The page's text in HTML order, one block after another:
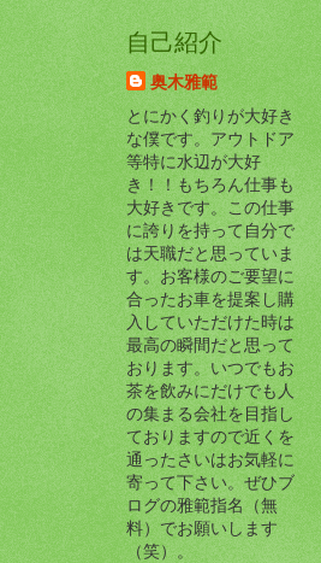
自己紹介
奥木雅範
とにかく釣りが大好き
な僕です。アウトドア
等特に水辺が大好
き！！もちろん仕事も
大好きです。この仕事
に誇りを持って自分で
は天職だと思っていま
す。お客様のご要望に
合ったお車を提案し購
入していただけた時は
最高の瞬間だと思って
おります。いつでもお
茶を飲みにだけでも人
の集まる会社を目指し
ておりますので近くを
通ったさいはお気軽に
寄って下さい。ぜひブ
ログの雅範指名（無
料）でお願いします
（笑）。